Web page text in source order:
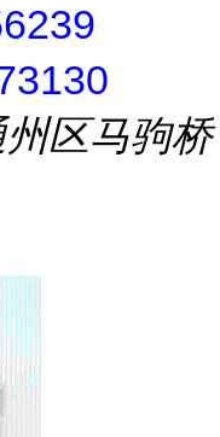
区马驹桥